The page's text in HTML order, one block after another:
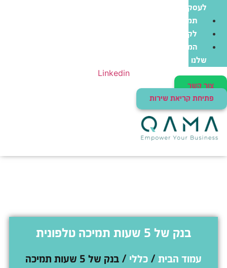
לעסקים
תמיכה
לקוחות
המוצרים
שלנו
Linkedin
צור קשר
פתיחת קריאת שירות
בנק של 5 שעות תמיכה טלפונית
עמוד הבית / כללי
/ בנק של 5 שעות תמיכה